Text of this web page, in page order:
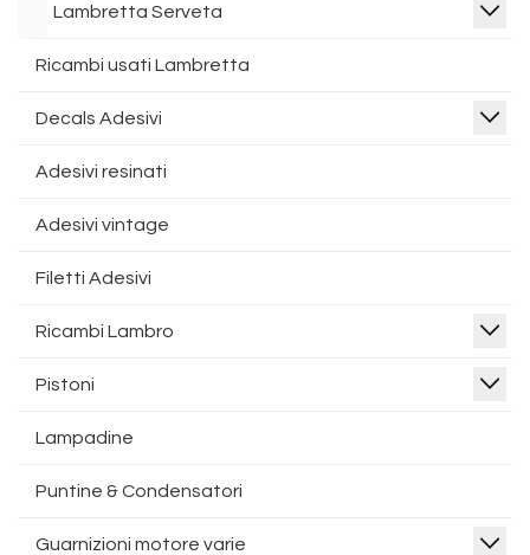
Lambretta Serveta
Ricambi usati Lambretta
Decals Adesivi
Adesivi resinati
Adesivi vintage
Filetti Adesivi
Ricambi Lambro
Pistoni
Lampadine
Puntine & Condensatori
Guarnizioni motore varie